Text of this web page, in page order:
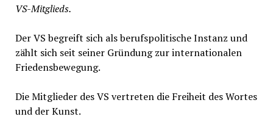
VS-Mitglieds.
Der VS begreift sich als berufspolitische Instanz und
zählt sich seit seiner Gründung zur internationalen
Friedensbewegung.
Die Mitglieder des VS vertreten die Freiheit des Wortes
und der Kunst.